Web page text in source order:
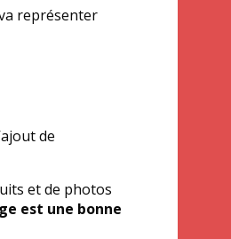
représenter
de
et de photos
est une bonne